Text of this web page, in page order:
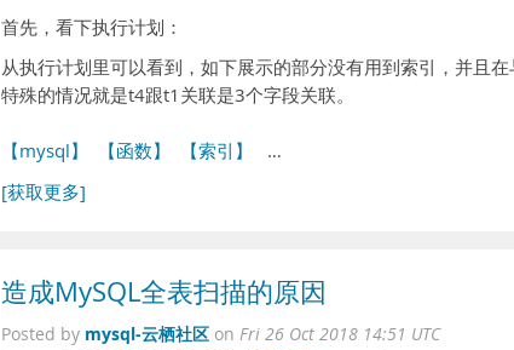
首先，看下执行计划：
从执行计划里可以看到，如下展示的部分没有用到索引，并且
特殊的情况就是t4跟t1关联是3个字段关联。
【mysql】 【函数】 【索引】
…
[获取更多]
造成MySQL全表扫描的原因
Posted by mysql-云栖社区 on Fri 26 Oct 2018 14:51 UTC